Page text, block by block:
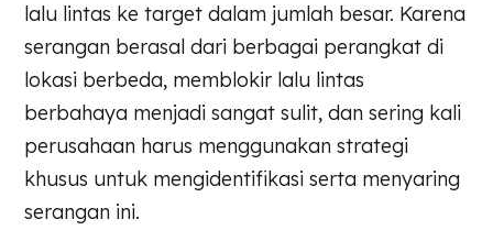
lalu lintas ke target dalam jumlah besar. Karena
serangan berasal dari berbagai perangkat di
lokasi berbeda, memblokir lalu lintas
berbahaya menjadi sangat sulit, dan sering kali
perusahaan harus menggunakan strategi
khusus untuk mengidentifikasi serta menyaring
serangan ini.